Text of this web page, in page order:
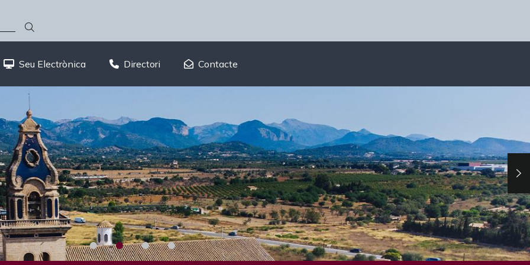
Seu Electrònica Directori Contacte